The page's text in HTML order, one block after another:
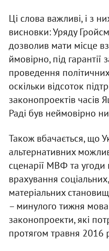
Ці слова важливі, і з
висновки: Уряду
дозволив мати місце
ймовірно, під гарантії
проведення
оскільки відсоток
законопроектів часів
Раді був неймовірно
Також вбачається, що
альтернативних
сценарії МВФ та угоди
врахування
матеріальних
– минулого тижня
законопроекти, які
протягом травня 2016